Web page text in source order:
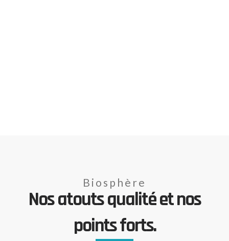
Biosphère
Nos atouts qualité et nos
points forts.